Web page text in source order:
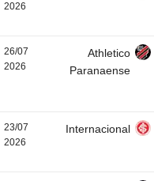
2026
26/07
2026
Athletico
Paranaense
23/07
2026
Internacional